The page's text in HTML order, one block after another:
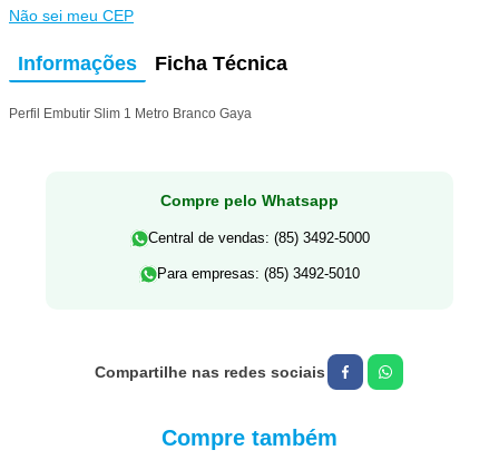
Não sei meu CEP
Informações Ficha Técnica
Perfil Embutir Slim 1 Metro Branco Gaya
Compre pelo Whatsapp
Central de vendas: (85) 3492-5000
Para empresas: (85) 3492-5010
Compre também